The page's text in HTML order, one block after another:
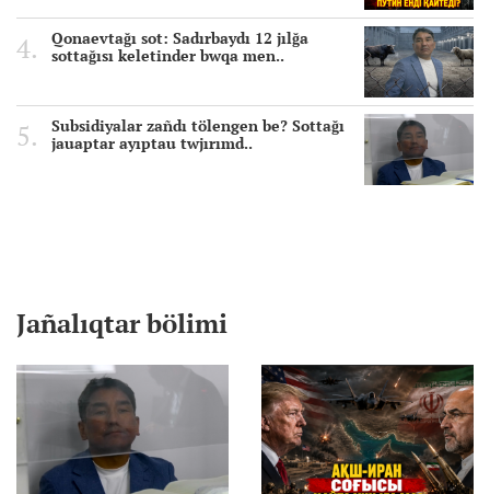
Qonaevtağı sot: Sadırbaydı 12 jılğa
sottağısı keletinder bwqa men..
Subsidiyalar zañdı tölengen be? Sottağı
jauaptar ayıptau twjırımd..
Jañalıqtar bölimi